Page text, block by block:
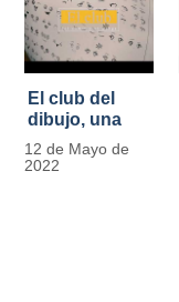
El club del
dibujo, una
apuesta para
formar
12 de Mayo de
2022